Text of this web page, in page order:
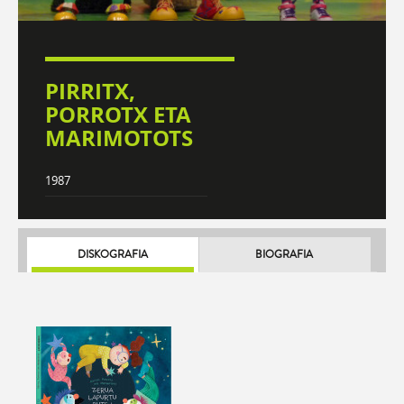
PIRRITX,
PORROTX ETA
MARIMOTOTS
1987
DISKOGRAFIA BIOGRAFIA